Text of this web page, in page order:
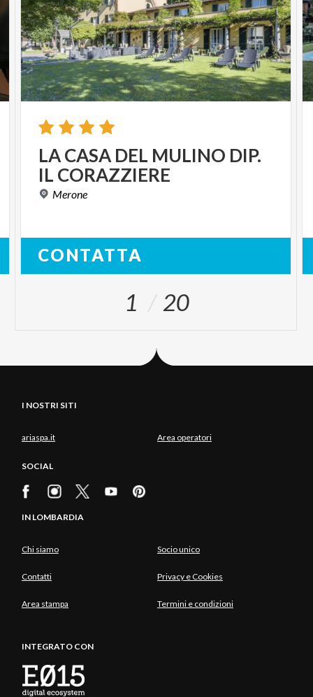
LACASA DEL MULINO DIP.
IL CORAZZIERE
Merone
CONTATTA
1 20
I NOSTRI SITI
ariaspa.it Area operatori
SOCIAL
IN LOMBARDIA
Chi siamo Socio unico
Contatti Privacy e Cookies
Area stampa Termini e condizioni
INTEGRATO CON